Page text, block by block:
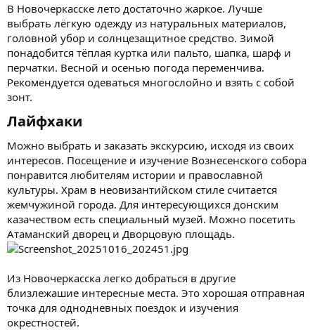
В Новочеркасске лето достаточно жаркое. Лучше
выбрать лёгкую одежду из натуральных материалов,
головной убор и солнцезащитное средство. Зимой
понадобится тёплая куртка или пальто, шапка, шарф и
перчатки. Весной и осенью погода переменчива.
Рекомендуется одеваться многослойно и взять с собой
зонт.
Лайфхаки​
Можно выбрать и заказать экскурсию, исходя из своих
интересов. Посещение и изучение Вознесенского собора
понравится любителям истории и православной
культуры. Храм в неовизантийском стиле считается
жемчужиной города. Для интересующихся донским
казачеством есть специальный музей. Можно посетить
Атаманский дворец и Дворцовую площадь.
Из Новочеркасска легко добраться в другие
близлежашие интересные места. Это хорошая отправная
точка для однодневных поездок и изучения
окрестностей.